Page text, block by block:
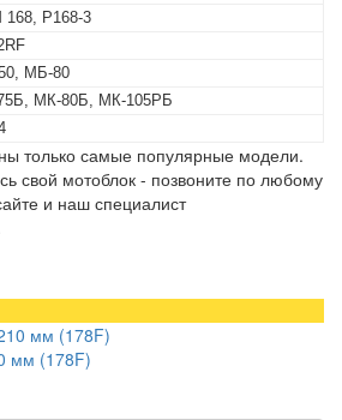
168, P168-3
МБ-80
МК-80Б, МК-105РБ
только самые популярные модели.
свой мотоблок - позвоните по любому
и наш специалист
мм (178F)